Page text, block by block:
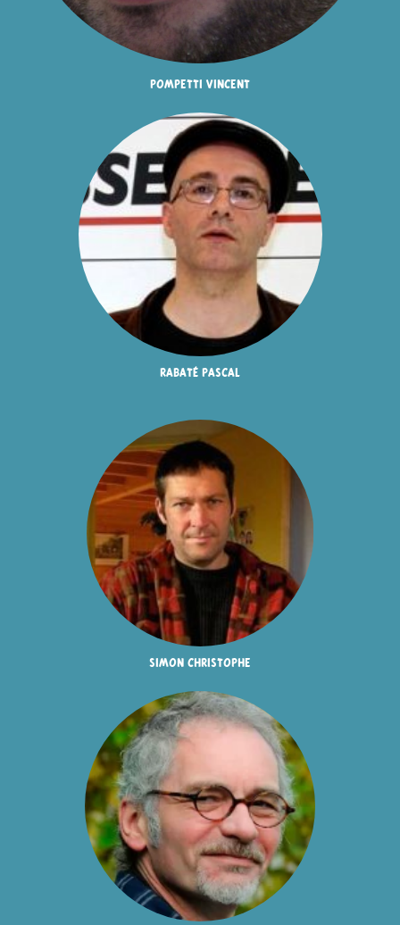
pompetti vincent
rabaté pascal
simon christophe